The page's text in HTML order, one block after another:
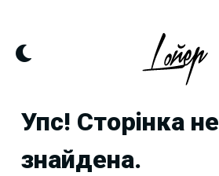
content
Упс! Сторінка не
знайдена.